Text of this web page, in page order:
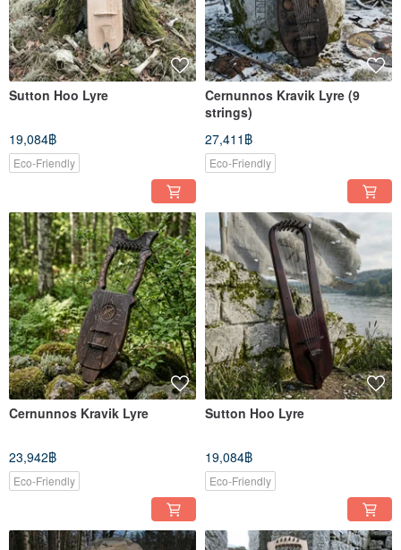
Sutton Hoo Lyre
19,084฿
Eco-Friendly
Cernunnos Kravik Lyre (9
strings)
27,411฿
Eco-Friendly
Cernunnos Kravik Lyre
23,942฿
Eco-Friendly
Sutton Hoo Lyre
19,084฿
Eco-Friendly